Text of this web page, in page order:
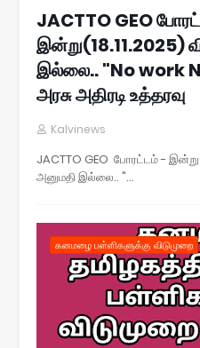
JACTTO GEO
இன்று(18.11.2025)
இல்லை.. "No work
அரசு அதிரடி உத்தரவு
Kalvinews
JACTTO GEO போரட்டம் -
அனுமதி இல்லை.. "…
கனமழை பள்ளிகளுக்கு விடுமுறை